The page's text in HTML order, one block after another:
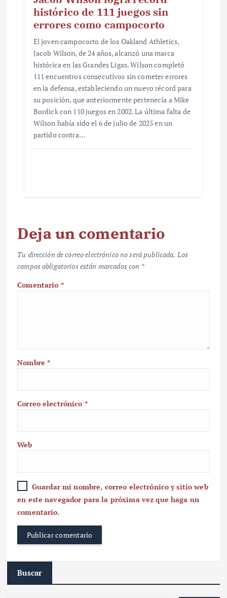
histórico de 111 juegos sin
errores como campocorto
El joven campocorto de los Oakland Athletics,
Jacob Wilson, de 24 años, alcanzó una marca
histórica en las Grandes Ligas. Wilson completó
111 encuentros consecutivos sin cometer errores
en la defensa, estableciendo un nuevo récord para
su posición, que anteriormente pertenecía a Mike
Bordick con 110 juegos en 2002. La última falta de
Wilson había sido el 6 de julio de 2025 en un
partido contra…
Deja un comentario
Tu dirección de correo electrónico no será publicada. Los
campos obligatorios están marcados con *
Comentario *
Nombre*
Correo electrónico *
Web
Guardar mi nombre, correo electrónico y sitio web
en este navegador para la próxima vez que haga un
comentario.
Buscar